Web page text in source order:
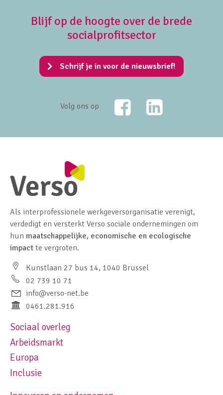
Blijf op de hoogte over de brede
socialprofitsector
Schrijf je in voor de nieuwsbrief!
Volg ons op
FacebookLinkedIn
Als interprofessionele werkgeversorganisatie verenigt,
verdedigt en versterkt Verso sociale ondernemingen om
hun maatschappelijke, economische en ecologische
impact te vergroten.
Kunstlaan 27 bus 14, 1040 Brussel
02 739 10 71
info@verso-net.be
0461.281.916
Footer navigation left
Sociaal overleg
Arbeidsmarkt
Europa
Inclusie